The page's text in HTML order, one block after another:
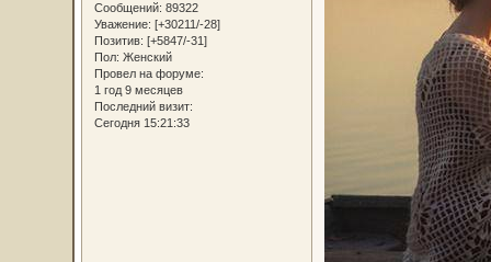
Сообщений: 89322
Уважение: [+30211/-28]
Позитив: [+5847/-31]
Пол: Женский
Провел на форуме:
1 год 9 месяцев
Последний визит:
Сегодня 15:21:33